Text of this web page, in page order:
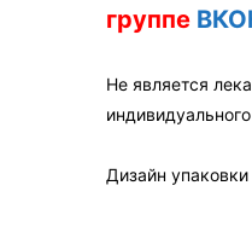
группе
Не является
Дизайн